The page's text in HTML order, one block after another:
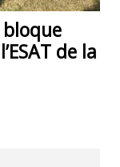
de la